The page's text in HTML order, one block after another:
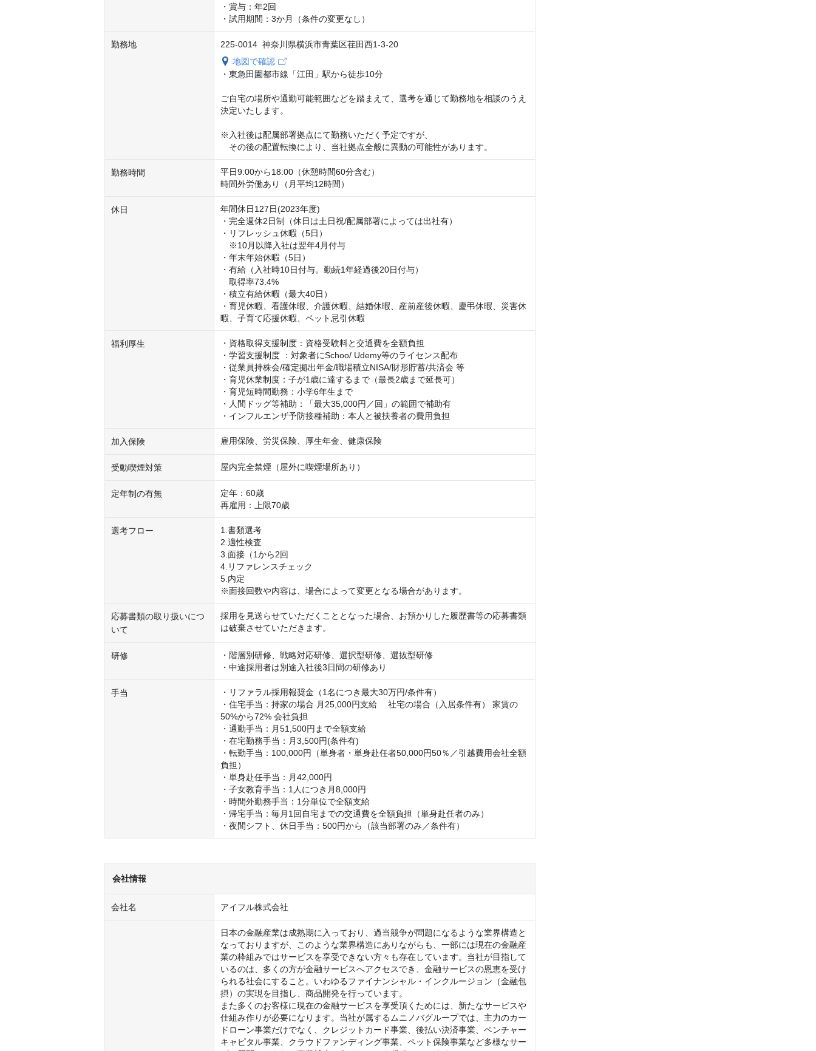
・賞与：年2回
・試用期間：3か月（条件の変更なし）
勤務地
225-0014 神奈川県横浜市青葉区荏田西1-3-20
地図で確認
・東急田園都市線「江田」駅から徒歩10分
ご自宅の場所や通勤可能範囲などを踏まえて、選考を通じて勤務地を相談のうえ
決定いたします。
※入社後は配属部署拠点にて勤務いただく予定ですが、
その後の配置転換により、当社拠点全般に異動の可能性があります。
勤務時間
平日9:00から18:00（休憩時間60分含む）
時間外労働あり（月平均12時間）
休日
年間休日127日(2023年度)
・完全週休2日制（休日は土日祝/配属部署によっては出社有）
・リフレッシュ休暇（5日）
※10月以降入社は翌年4月付与
・年末年始休暇（5日）
・有給（入社時10日付与。勤続1年経過後20日付与）
取得率73.4%
・積立有給休暇（最大40日）
・育児休暇、看護休暇、介護休暇、結婚休暇、産前産後休暇、慶弔休暇、災害休
暇、子育て応援休暇、ペット忌引休暇
福利厚生
・資格取得支援制度：資格受験料と交通費を全額負担
・学習支援制度 ：対象者にSchoo/ Udemy等のライセンス配布
・従業員持株会/確定拠出年金/職場積立NISA/財形貯蓄/共済会 等
・育児休業制度：子が1歳に達するまで（最長2歳まで延長可）
・育児短時間勤務：小学6年生まで
・人間ドッグ等補助：「最大35,000円／回」の範囲で補助有
・インフルエンザ予防接種補助：本人と被扶養者の費用負担
加入保険 雇用保険、労災保険、厚生年金、健康保険
受動喫煙対策 屋内完全禁煙（屋外に喫煙場所あり）
定年制の有無
定年：60歳
再雇用：上限70歳
選考フロー
1.書類選考
2.適性検査
3.面接（1から2回
4.リファレンスチェック
5.内定
※面接回数や内容は、場合によって変更となる場合があります。
応募書類の取り扱いにつ
いて
採用を見送らせていただくこととなった場合、お預かりした履歴書等の応募書類
は破棄させていただきます。
研修
・階層別研修、戦略対応研修、選択型研修、選抜型研修
・中途採用者は別途入社後3日間の研修あり
手当
・リファラル採用報奨金（1名につき最大30万円/条件有）
・住宅手当：持家の場合 月25,000円支給 　社宅の場合（入居条件有） 家賃の
50%から72% 会社負担
・通勤手当：月51,500円まで全額支給
・在宅勤務手当：月3,500円(条件有)
・転勤手当：100,000円（単身者・単身赴任者50,000円50％／引越費用会社全額
負担）
・単身赴任手当：月42,000円
・子女教育手当：1人につき月8,000円
・時間外勤務手当：1分単位で全額支給
・帰宅手当：毎月1回自宅までの交通費を全額負担（単身赴任者のみ）
・夜間シフト、休日手当：500円から（該当部署のみ／条件有）
会社情報
会社名 アイフル株式会社
日本の金融産業は成熟期に入っており、過当競争が問題になるような業界構造と
なっておりますが、このような業界構造にありながらも、一部には現在の金融産
業の枠組みではサービスを享受できない方々も存在しています。当社が目指して
いるのは、多くの方が金融サービスへアクセスでき、金融サービスの恩恵を受け
られる社会にすること。いわゆるファイナンシャル・インクルージョン（金融包
摂）の実現を目指し、商品開発を行っています。
また多くのお客様に現在の金融サービスを享受頂くためには、新たなサービスや
仕組み作りが必要になります。当社が属するムニノバグループでは、主力のカー
ドローン事業だけでなく、クレジットカード事業、後払い決済事業、ベンチャー
キャピタル事業、クラウドファンディング事業、ペット保険事業など多様なサー